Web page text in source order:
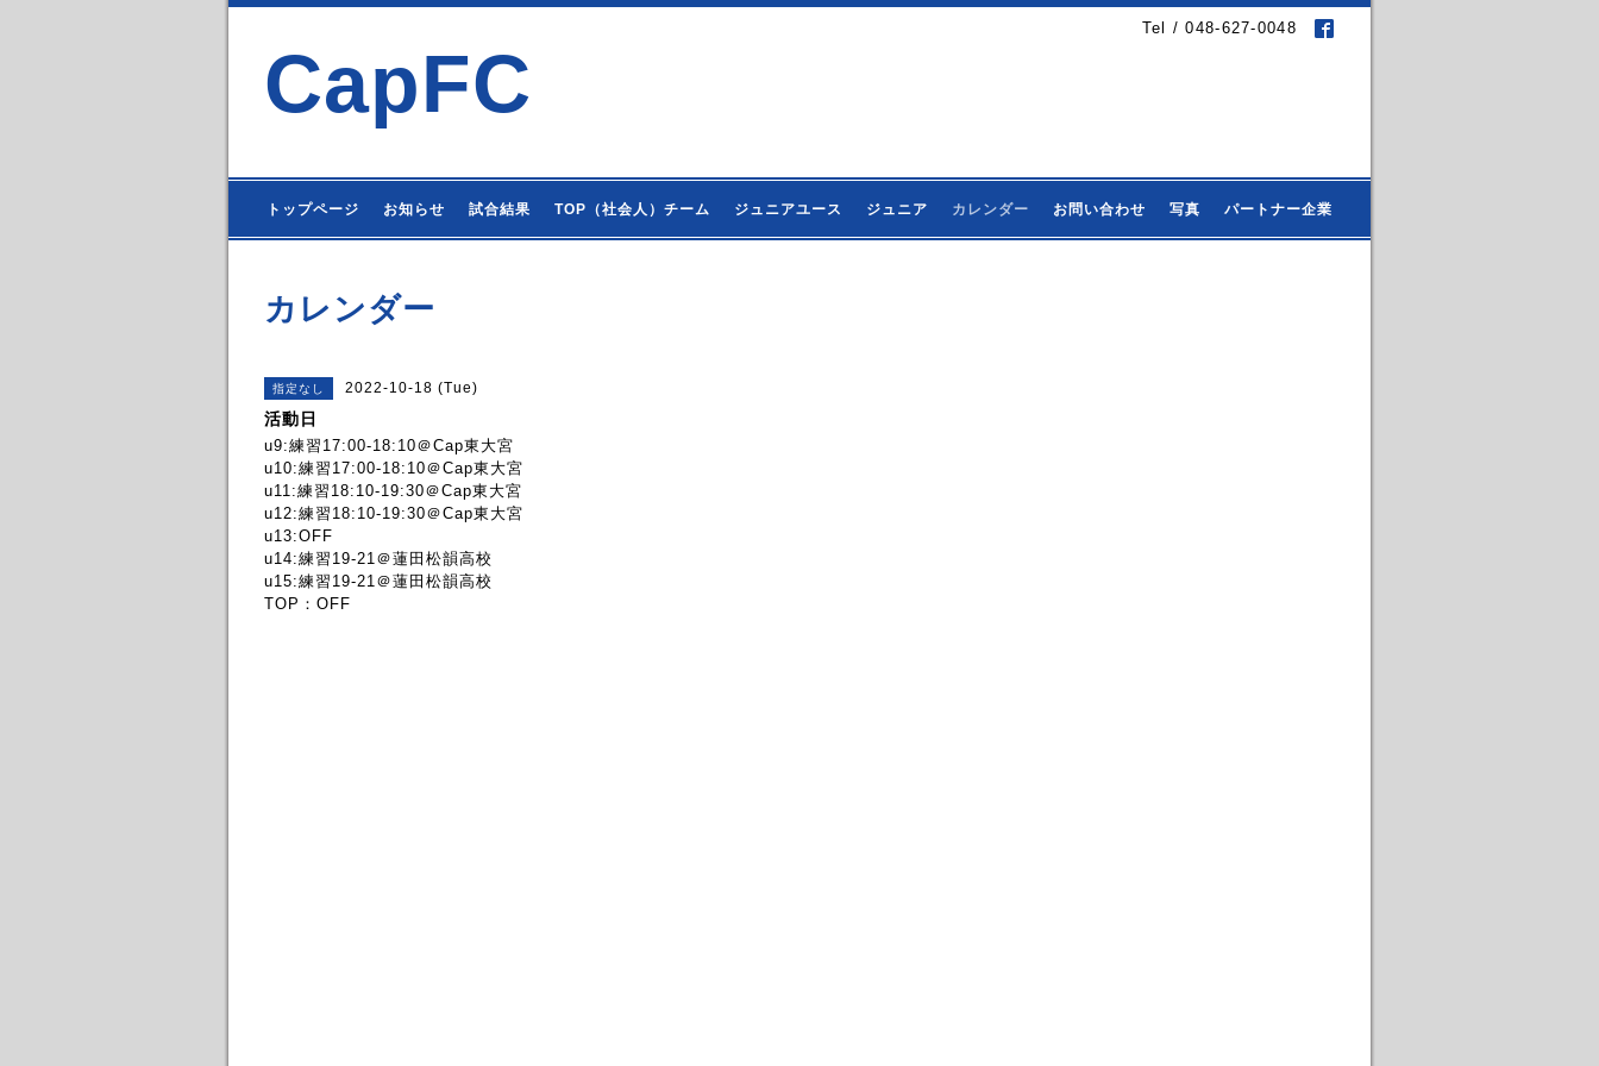
Tel / 048-627-0048
CapFC
トップページ お知らせ 試合結果 TOP（社会人）チーム ジュニアユース ジュニア カレンダー お問い合わせ 写真 パートナー企業
カレンダー
指定なし 2022-10-18 (Tue)
活動日
u9:練習17:00-18:10＠Cap東大宮
u10:練習17:00-18:10＠Cap東大宮
u11:練習18:10-19:30＠Cap東大宮
u12:練習18:10-19:30＠Cap東大宮
u13:OFF
u14:練習19-21＠蓮田松韻高校
u15:練習19-21＠蓮田松韻高校
TOP：OFF